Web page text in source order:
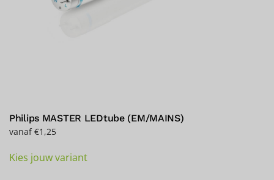
Philips MASTER LEDtube (EM/MAINS)
vanaf €1,25
Kies jouw variantproduct